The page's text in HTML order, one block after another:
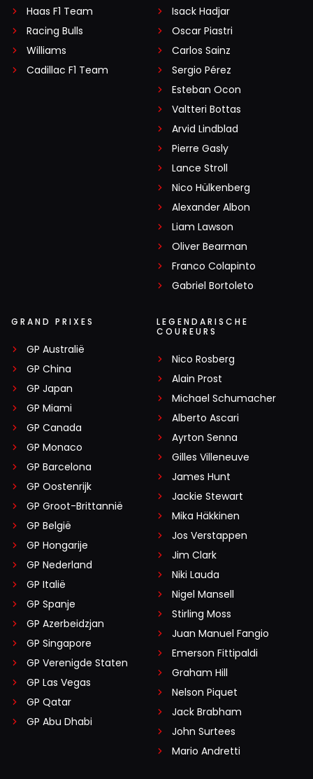
De mooiste race ooit! Geweldig. Geen twijfel wie de beste
Sissy10.
De allerbeste ,maar de meesten hier weten wat ik de
afgelopen weken en zeker dagen erover heb gezegd
en voorspelt😉😅
M.B.
3 november 2024 18:00
Heerlijke race. Karma bites you in de back mclaren.
Finally justice
@vanlotje Daar zeg je zowat, Mercedes wordt nu
ze nog op de wagen zitten. Ben even kwijt hoever
Norris achter George zat, maar er is dus
misschien nog een kans dat Norris nog een
plaats vooruit komt
Johannes Gouka
3 november 2024 18:01
Max de beste ..Vooral als hij boos is..#wereldklasse..
diana-drinckwaard#f1-fan
3 november 2024 18:05
Fantastisch gedaan , vanaf plek 17 wauw en nu Winnaar
Haas F1 Team
Racing Bulls
Williams
Cadillac F1 Team
Isack Hadjar
Oscar Piastri
Carlos Sainz
Sergio Pérez
Esteban Ocon
Valtteri Bottas
Arvid Lindblad
Pierre Gasly
Lance Stroll
Nico Hülkenberg
Alexander Albon
Liam Lawson
Oliver Bearman
Franco Colapinto
Gabriel Bortoleto
GRAND PRIXES
GP Australië
GP China
GP Japan
GP Miami
GP Canada
GP Monaco
GP Barcelona
GP Oostenrijk
GP Groot-Brittannië
GP België
GP Hongarije
GP Nederland
GP Italië
GP Spanje
GP Azerbeidzjan
GP Singapore
GP Verenigde Staten
GP Las Vegas
GP Qatar
GP Abu Dhabi
LEGENDARISCHE
COUREURS
Nico Rosberg
Alain Prost
Michael Schumacher
Alberto Ascari
Ayrton Senna
Gilles Villeneuve
James Hunt
Jackie Stewart
Mika Häkkinen
Jos Verstappen
Jim Clark
Niki Lauda
Nigel Mansell
Stirling Moss
Juan Manuel Fangio
Emerson Fittipaldi
Graham Hill
Nelson Piquet
Jack Brabham
John Surtees
Mario Andretti